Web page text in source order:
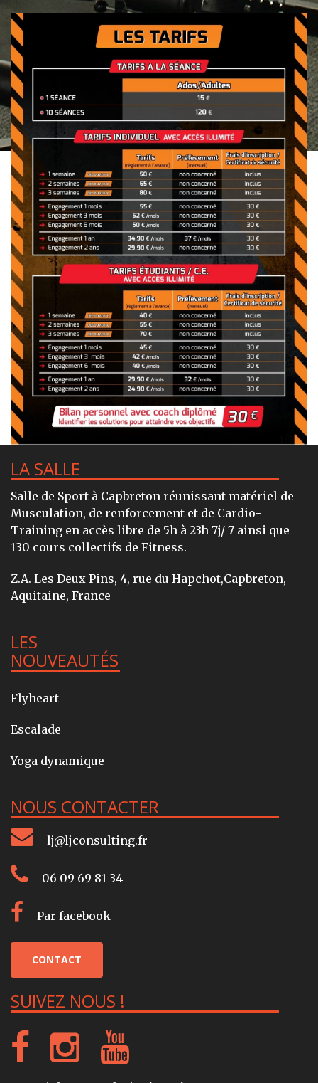
LA SALLE
Salle de Sport à Capbreton réunissant matériel de
Musculation, de renforcement et de Cardio-
Training en accès libre de 5h à 23h 7j/ 7 ainsi que
130 cours collectifs de Fitness.
Z.A. Les Deux Pins, 4, rue du Hapchot,Capbreton,
Aquitaine, France
LES
NOUVEAUTÉS
Flyheart
Escalade
Yoga dynamique
NOUS CONTACTER
lj@ljconsulting.fr
06 09 69 81 34
Par facebook
CONTACT
SUIVEZ NOUS !